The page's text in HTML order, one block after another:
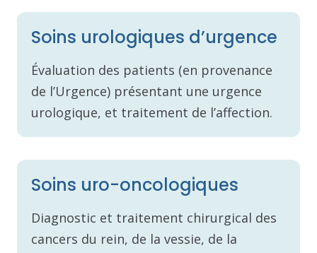
Soins urologiques d’urgence
Évaluation des patients (en provenance
de l’Urgence) présentant une urgence
urologique, et traitement de l’affection.
Soins uro-oncologiques
Diagnostic et traitement chirurgical des
cancers du rein, de la vessie, de la